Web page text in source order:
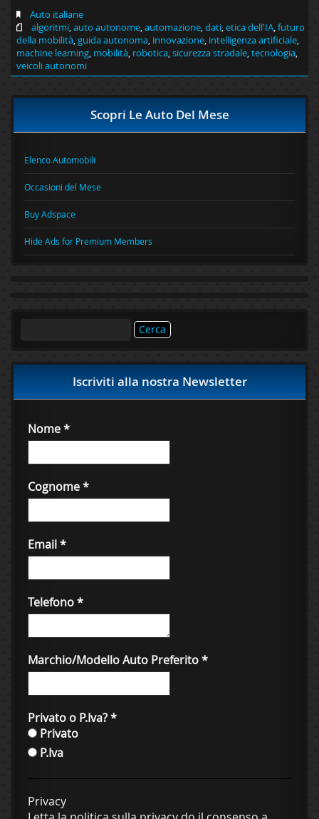
Auto italiane
algoritmi,auto autonome,automazione,dati,etica dell'IA,futuro
della mobilità,guida autonoma, innovazione, intelligenza artificiale,
machine learning, mobilità, robotica,sicurezza stradale,tecnologia,
veicoli autonomi
Scopri Le Auto Del Mese
Elenco Automobili
Occasioni del Mese
Buy Adspace
Hide Ads for Premium Members
Iscriviti alla nostra Newsletter
Nome*
Cognome*
Email*
Telefono*
Marchio/Modello Auto Preferito*
Privato o P.Iva?*
Privato
P.Iva
Privacy